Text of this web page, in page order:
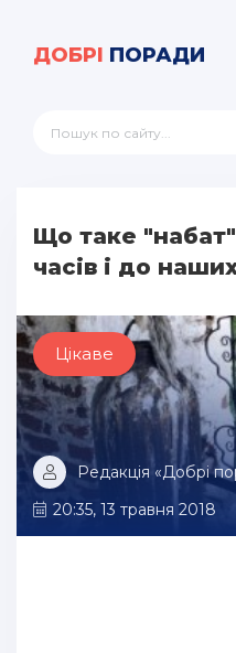
ДОБРІ ПОРАДИ
Що таке
часів і до
Цікаве
Редакція «Добрі
20:35, 13 травня 2018